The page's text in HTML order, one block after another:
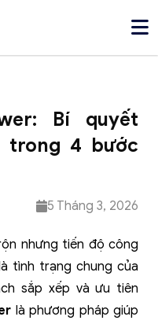
Bí quyết
trong 4 bước
5 Tháng 3, 2026
nhưng tiến độ công
tình trạng chung của
sắp xếp và ưu tiên
là phương pháp giúp